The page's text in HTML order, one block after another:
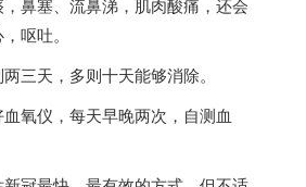
呕吐。
三天，多则十天能够消除。
氧仪，每天早晚两次，自测血